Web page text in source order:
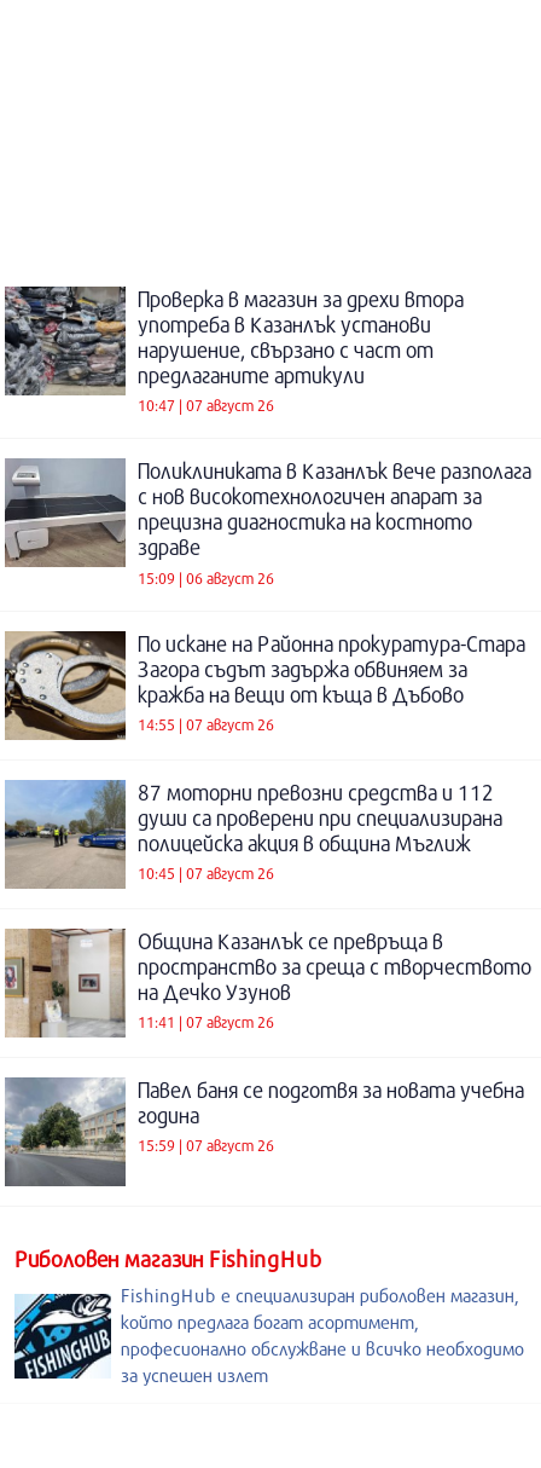
Проверка в магазин за дрехи втора
употреба в Казанлък установи
нарушение, свързано с част от
предлаганите артикули
10:47 | 07 август 26
Поликлиниката в Казанлък вече разполага
с нов високотехнологичен апарат за
прецизна диагностика на костното
здраве
15:09 | 06 август 26
По искане на Районна прокуратура-Стара
Загора съдът задържа обвиняем за
кражба на вещи от къща в Дъбово
14:55 | 07 август 26
87 моторни превозни средства и 112
души са проверени при специализирана
полицейска акция в община Мъглиж
10:45 | 07 август 26
Община Казанлък се превръща в
пространство за среща с творчеството
на Дечко Узунов
11:41 | 07 август 26
Павел баня се подготвя за новата учебна
година
15:59 | 07 август 26
Риболовен магазин FishingHub
FishingHub е специализиран риболовен магазин,
който предлага богат асортимент,
професионално обслужване и всичко необходимо
за успешен излет